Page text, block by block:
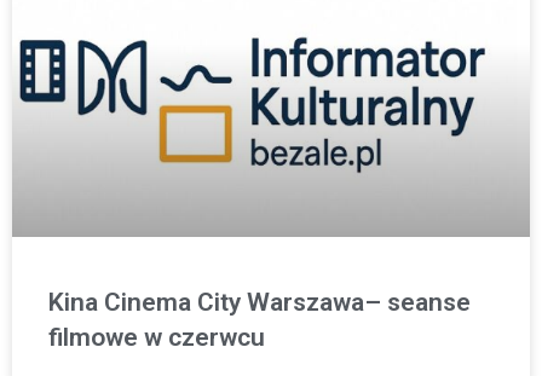
Kina Cinema City Warszawa– seanse
filmowe w czerwcu